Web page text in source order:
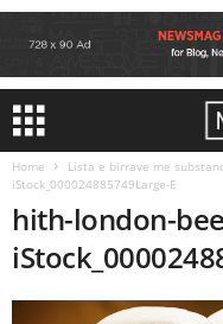
Home Lista e birrave me
iStock_000024885749Large-E
hith-london-